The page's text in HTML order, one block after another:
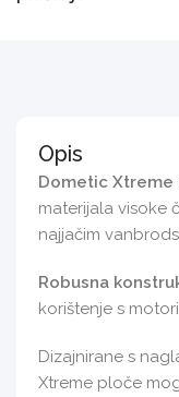
Opis
Dometic Xtreme
materijala visoke
najjačim
Robusna
korištenje s
Dizajnirane s
Xtreme ploče